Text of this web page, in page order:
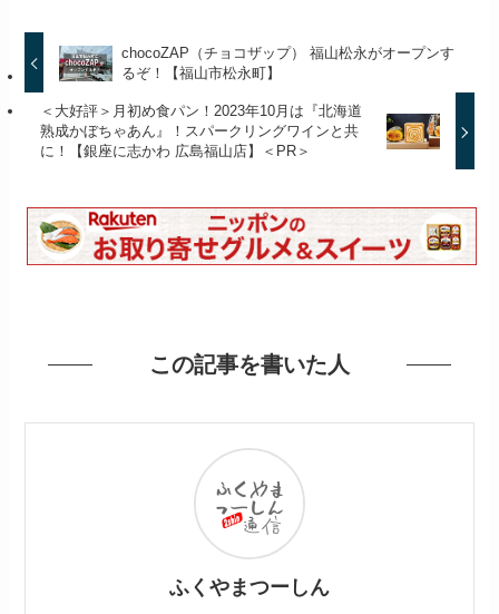
chocoZAP（チョコザップ） 福山松永がオープンす
るぞ！【福山市松永町】
＜大好評＞月初め食パン！2023年10月は『北海道
熟成かぼちゃあん』！スパークリングワインと共
に！【銀座に志かわ 広島福山店】＜PR＞
この記事を書いた人
ふくやまつーしん